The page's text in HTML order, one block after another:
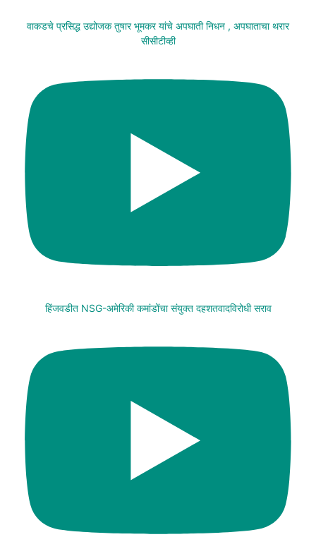
वाकडचे प्रसिद्ध उद्योजक तुषार भूमकर यांचे अपघाती निधन , अपघाताचा थरार
सीसीटीव्ही
हिंजवडीत NSG-अमेरिकी कमांडोंचा संयुक्त दहशतवादविरोधी सराव